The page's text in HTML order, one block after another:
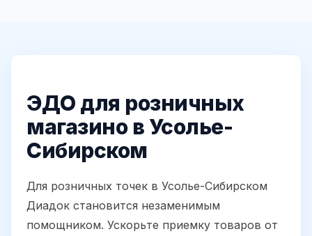
ЭДО для розничных
магазино в Усолье-
Сибирском
Для розничных точек в Усолье-Сибирском
Диадок становится незаменимым
помощником. Ускорьте приемку товаров от